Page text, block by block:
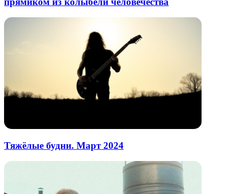
Тяжёлые будни. Март 2024